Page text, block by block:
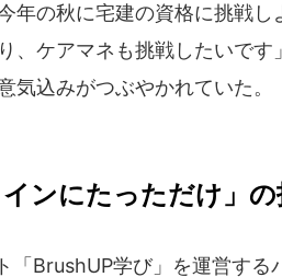
年の秋に宅建の資格に挑戦
、ケアマネも挑戦したいで
気込みがつぶやかれていた。
インにたっただけ」
「BrushUP学び」を運営す